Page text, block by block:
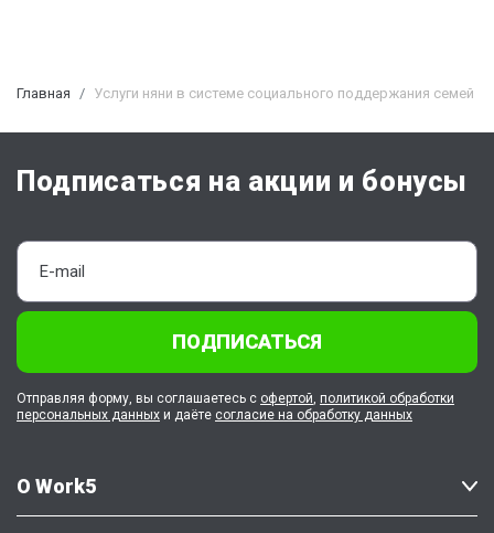
Главная Услуги няни в системе социального поддержания семей
О Work5
Подписаться на акции и бонусы
ПОДПИСАТЬСЯ
Отправляя форму, вы соглашаетесь с офертой, политикой обработки
персональных данных и даёте согласие на обработку данных